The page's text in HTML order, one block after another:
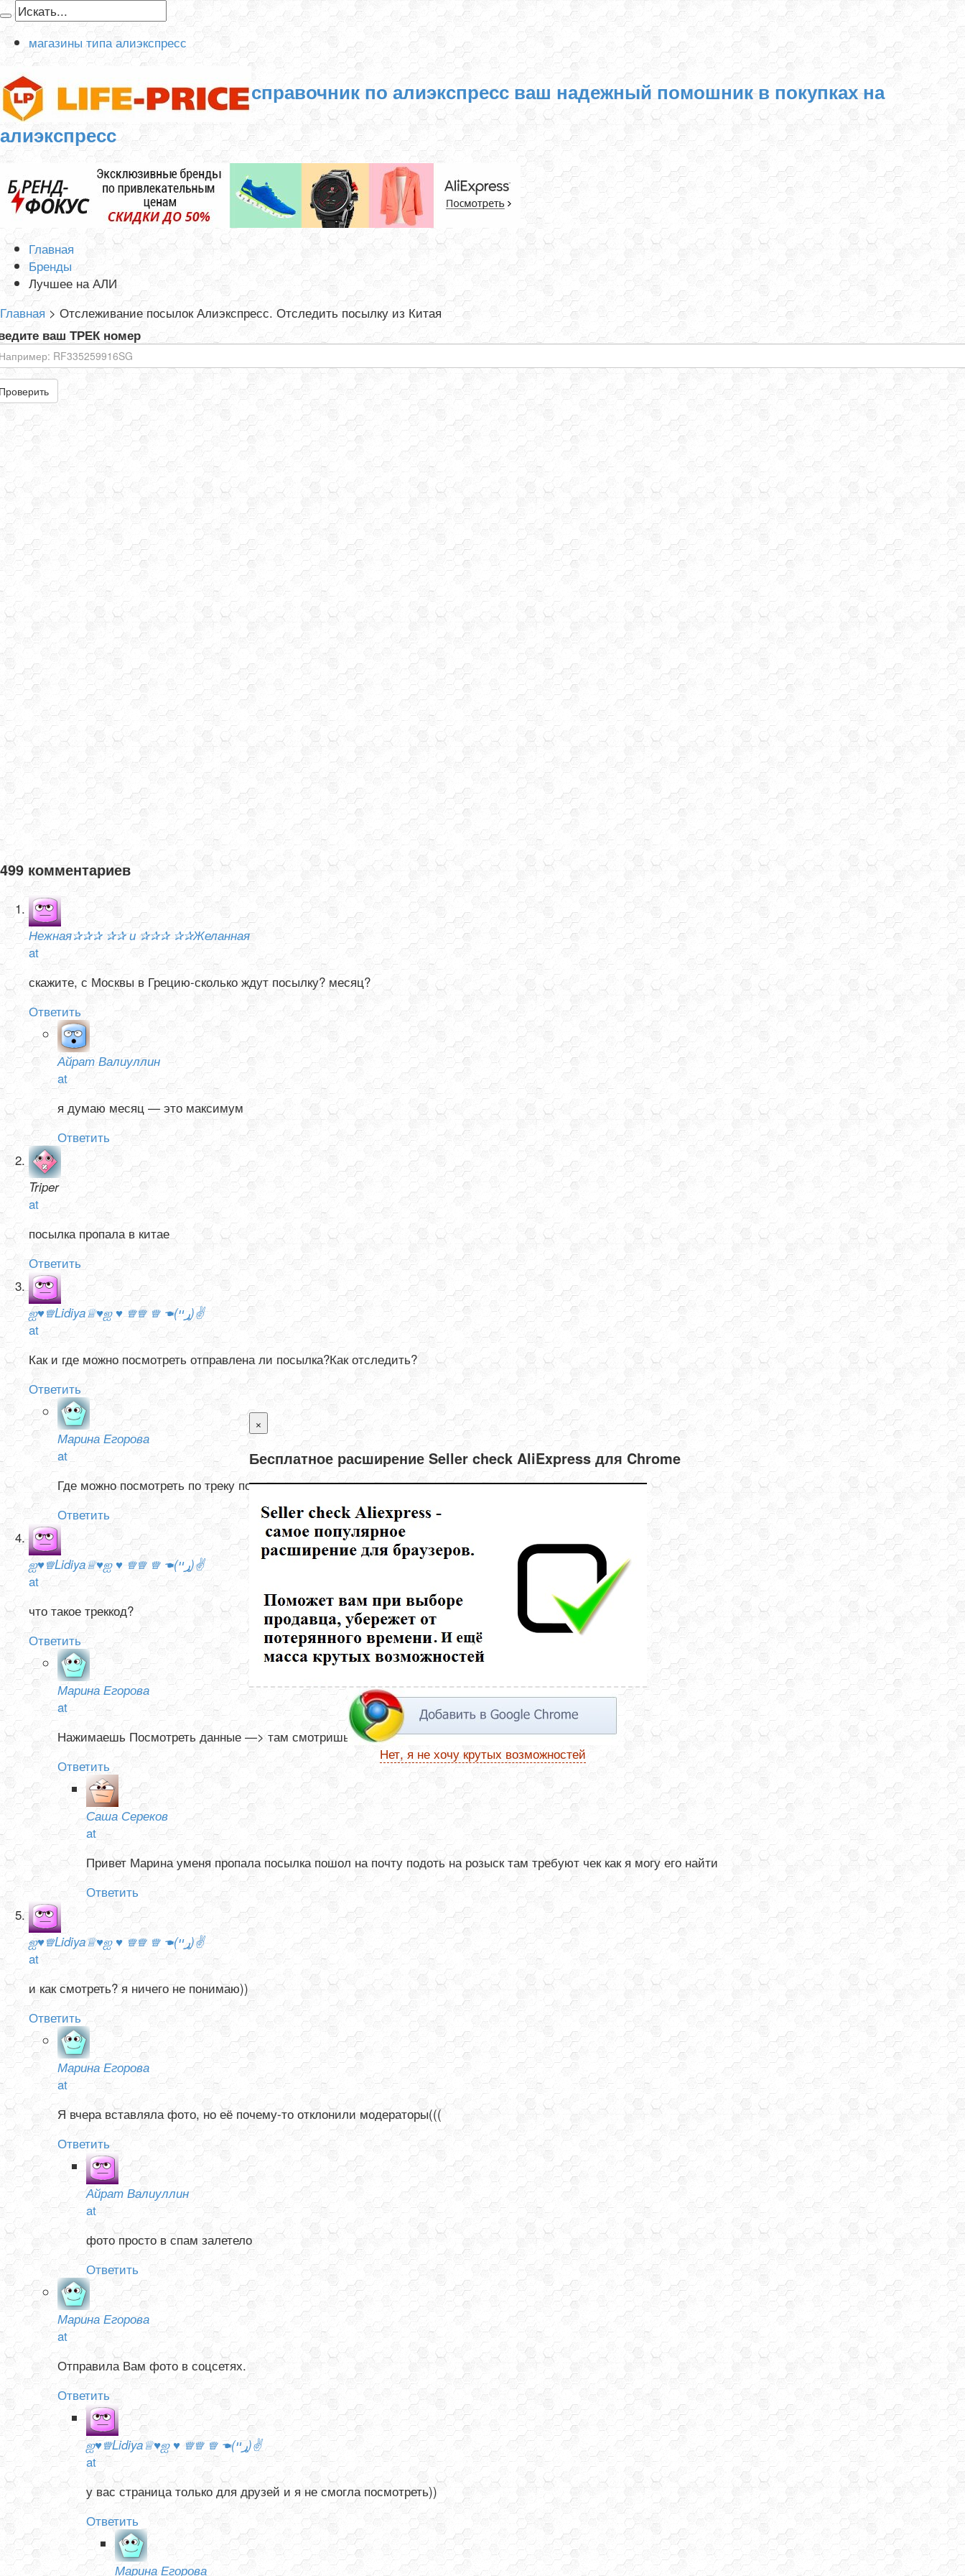
магазины типа алиэкспресс
справочник по алиэкспресс ваш надежный помошник в покупках на
алиэкспресс
Главная
Бренды
Лучшее на АЛИ
Главная > Отслеживание посылок Алиэкспресс. Отследить посылку из Китая
ваш ТРЕК номер
499 комментариев
Нежная✰✰✰ ✰✰ и ✰✰✰ ✰✰Желанная
at
скажите, с Москвы в Грецию-сколько ждут посылку? месяц?
Ответить
Айрат Валиуллин
at
я думаю месяц — это максимум
Ответить
Triper
at
посылка пропала в китае
Ответить
ஐ♥♕Lidiya♕♥ஐ ♥ ♕♕ ♕ ☚(ړײ)✌
at
Как и где можно посмотреть отправлена ли посылка?Как отследить?
Ответить
Марина Егорова
at
Где можно посмотреть по треку посылки.
Ответить
ஐ♥♕Lidiya♕♥ஐ ♥ ♕♕ ♕ ☚(ړײ)✌
at
что такое треккод?
Ответить
Марина Егорова
at
Нажимаешь Посмотреть данные —> там смотришь Номер отслеживания -это и есть треккод
Ответить
Саша Сереков
at
Привет Марина уменя пропала посылка пошол на почту подоть на розыск там требуют чек как я могу его найти
Ответить
ஐ♥♕Lidiya♕♥ஐ ♥ ♕♕ ♕ ☚(ړײ)✌
at
и как смотреть? я ничего не понимаю))
Ответить
Марина Егорова
at
Я вчера вставляла фото, но её почему-то отклонили модераторы(((
Ответить
Айрат Валиуллин
at
фото просто в спам залетело
Ответить
Марина Егорова
at
Отправила Вам фото в соцсетях.
Ответить
ஐ♥♕Lidiya♕♥ஐ ♥ ♕♕ ♕ ☚(ړײ)✌
at
у вас страница только для друзей и я не смогла посмотреть))
Ответить
Марина Егорова
×
Бесплатное расширение Seller check AliExpress для Chrome
Нет, я не хочу крутых возможностей